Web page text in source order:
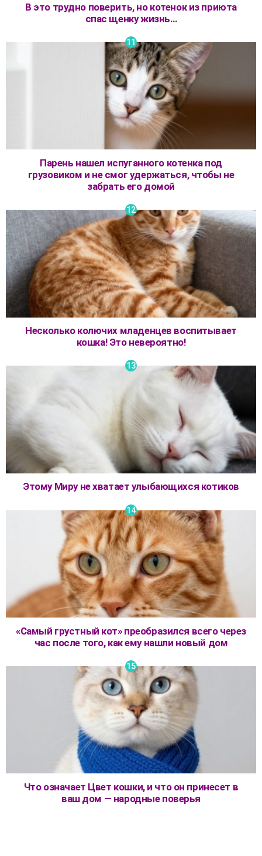
В это трудно поверить, но котенок из приюта
спас щенку жизнь…
Парень нашел испуганного котенка под
грузовиком и не смог удержаться, чтобы не
забрать его домой
Несколько колючих младенцев воспитывает
кошка! Это невероятно!
Этому Миру не хватает улыбающихся котиков
«Самый грустный кот» преобразился всего через
час после того, как ему нашли новый дом
Что означает Цвет кошки, и что он принесет в
ваш дом — народные поверья